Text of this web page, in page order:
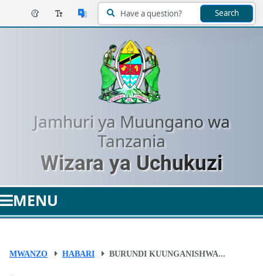
Search
Jamhuri ya Muungano wa
Tanzania
Wizara ya Uchukuzi
MENU
MWANZO HABARI BURUNDI KUUNGANISHWA...